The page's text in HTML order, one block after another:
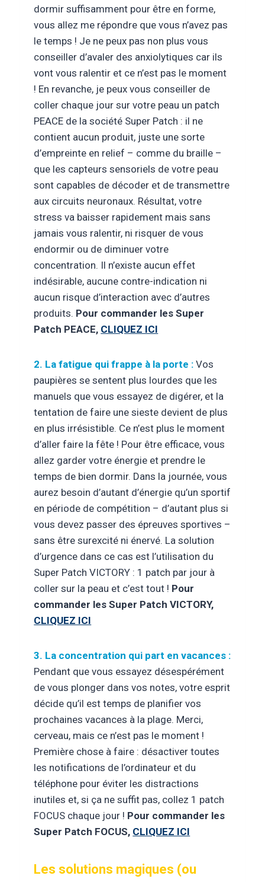
dormir suffisamment pour être en forme,
vous allez me répondre que vous n’avez pas
le temps ! Je ne peux pas non plus vous
conseiller d’avaler des anxiolytiques car ils
vont vous ralentir et ce n’est pas le moment
! En revanche, je peux vous conseiller de
coller chaque jour sur votre peau un patch
PEACE de la société Super Patch : il ne
contient aucun produit, juste une sorte
d’empreinte en relief – comme du braille –
que les capteurs sensoriels de votre peau
sont capables de décoder et de transmettre
aux circuits neuronaux. Résultat, votre
stress va baisser rapidement mais sans
jamais vous ralentir, ni risquer de vous
endormir ou de diminuer votre
concentration. Il n’existe aucun effet
indésirable, aucune contre-indication ni
aucun risque d’interaction avec d’autres
produits. Pour commander les Super
Patch PEACE, CLIQUEZ ICI
2. La fatigue qui frappe à la porte : Vos
paupières se sentent plus lourdes que les
manuels que vous essayez de digérer, et la
tentation de faire une sieste devient de plus
en plus irrésistible. Ce n’est plus le moment
d’aller faire la fête ! Pour être efficace, vous
allez garder votre énergie et prendre le
temps de bien dormir. Dans la journée, vous
aurez besoin d’autant d’énergie qu’un sportif
en période de compétition – d’autant plus si
vous devez passer des épreuves sportives –
sans être surexcité ni énervé. La solution
d’urgence dans ce cas est l’utilisation du
Super Patch VICTORY : 1 patch par jour à
coller sur la peau et c’est tout ! Pour
commander les Super Patch VICTORY,
CLIQUEZ ICI
3. La concentration qui part en vacances :
Pendant que vous essayez désespérément
de vous plonger dans vos notes, votre esprit
décide qu’il est temps de planifier vos
prochaines vacances à la plage. Merci,
cerveau, mais ce n’est pas le moment !
Première chose à faire : désactiver toutes
les notifications de l’ordinateur et du
téléphone pour éviter les distractions
inutiles et, si ça ne suffit pas, collez 1 patch
FOCUS chaque jour ! Pour commander les
Super Patch FOCUS, CLIQUEZ ICI
Les solutions magiques (ou